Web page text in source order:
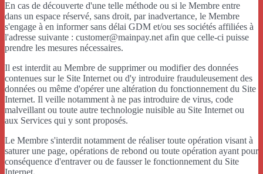
En cas de découverte d'une telle méthode ou si le Membre entre
dans un espace réservé, sans droit, par inadvertance, le Membre
s'engage à en informer sans délai GDM et/ou ses sociétés affiliées à
l'adresse suivante : customer@mainpay.net afin que celle-ci puisse
prendre les mesures nécessaires.
Il est interdit au Membre de supprimer ou modifier des données
contenues sur le Site Internet ou d'y introduire frauduleusement des
données ou même d'opérer une altération du fonctionnement du Site
Internet. Il veille notamment à ne pas introduire de virus, code
malveillant ou toute autre technologie nuisible au Site Internet ou
aux Services qui y sont proposés.
Le Membre s'interdit notamment de réaliser toute opération visant à
saturer une page, opérations de rebond ou toute opération ayant pour
conséquence d'entraver ou de fausser le fonctionnement du Site
Internet.